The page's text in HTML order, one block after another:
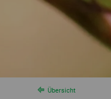
Übersicht